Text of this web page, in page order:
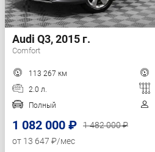
Audi Q3, 2015 г.
Comfort
113 267 км
2.0 л.
Полный
1 082 000 ₽
1 482 000 ₽
от 13 647 ₽/мес